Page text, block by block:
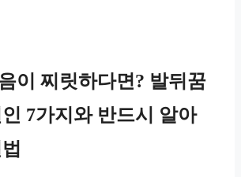
이 찌릿하다면? 발뒤꿈
7가지와 반드시 알아